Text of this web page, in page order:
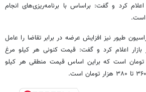
کرد و گفت: براساس با برنامه‌ریزی‌های انجام
است.
طیور نیز افزایش عرضه در برابر تقاضا را عامل
اعلام کرد و گفت: قیمت کنونی هر کیلو مرغ
۲۷۰ تا ۲۸۰ هزار تومان است که براین اساس قیمت منطقی هر کیلو